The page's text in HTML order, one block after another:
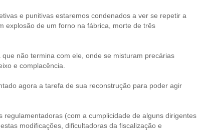
e punitivas estaremos condenados a ver se repetir a
explosão de um forno na fábrica, morte de três
não termina com ele, onde se misturam precárias
e complacência.
agora a tarefa de sua reconstrução para poder agir
(com a cumplicidade de alguns dirigentes
modificações, dificultadoras da fiscalização e